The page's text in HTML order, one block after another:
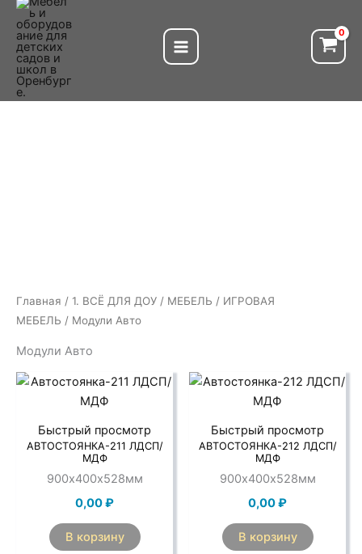
Перейти
содержимому
Главная / 1. ВСЁ ДЛЯ ДОУ / МЕБЕЛЬ / ИГРОВАЯ
МЕБЕЛЬ / Модули Авто
Модули Авто
Быстрый просмотр
АВТОСТОЯНКА-211 ЛДСП/
МДФ
900х400х528мм
0,00₽
В корзину
Быстрый просмотр
АВТОСТОЯНКА-212 ЛДСП/
МДФ
900х400х528мм
0,00₽
В корзину